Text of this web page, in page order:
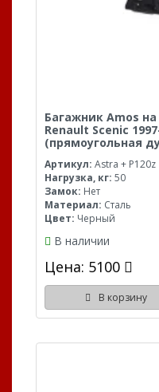
Багажник Amos
Renault Scenic
(прямоугольная
Артикул: Astra + P120z
Нагрузка, кг: 50
Замок: Нет
Материал: Сталь
Цвет: Черный
В наличии
Цена: 5100
В корзину